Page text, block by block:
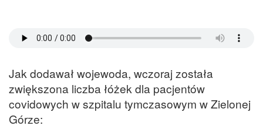
Jak dodawał wojewoda, wczoraj została
zwiększona liczba łóżek dla pacjentów
covidowych w szpitalu tymczasowym w Zielonej
Górze: